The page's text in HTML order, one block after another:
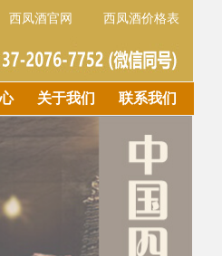
西凤酒官网 西凤酒价格表
关于我们 联系我们